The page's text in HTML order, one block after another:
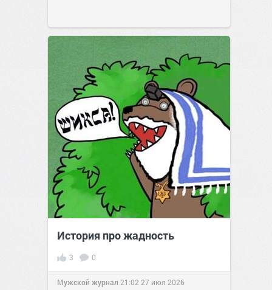
История про жадность
3 0
Мужской журнал 21:02 27 июл 2026